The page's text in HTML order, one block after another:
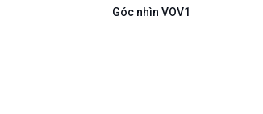
Góc nhìn VOV1